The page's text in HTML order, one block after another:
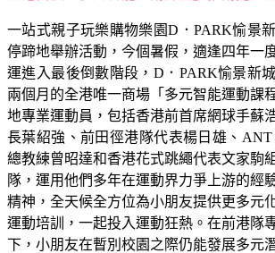
一站式親子玩樂購物樂園D．PARK愉景
停蹄地舉辦活動，今個暑假，適逢四年一
運進入最後倒數階段，D．PARK愉景新
兩個月的全港唯一商場「多元智能運動課
地專業運動員，包括香港前首席網球手蘇
長葉紹強、前田徑港隊代表楊日雄、
總教練曾昭達和香港花式跳繩代表文家駒
隊，運用他們多年在運動界力爭上游的經
精神，全天候全方位為小朋友提供更多元
運動培訓，一起投入運動狂熱。在前港隊
下，小朋友在暫別校園之際仍能發展多元